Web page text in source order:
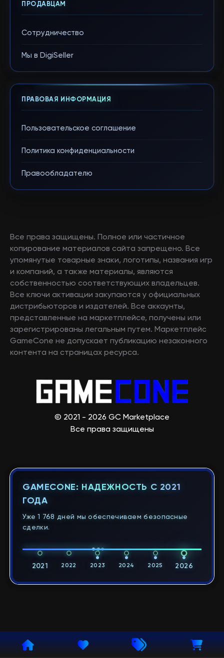
ПРОДАВЦАМ
Сотрудничество
Мы в DigiSeller
ПРАВОВАЯ ИНФОРМАЦИЯ
Пользовательское соглашение
Политика конфиденциальности
Правообладателю
Все права защищены. Полное или частичное
копирование материалов сайта запрещено. Все
упомянутые товарные знаки, логотипы, названия игр
и компаний, а также материалы, являются
собственностью соответствующих владельцев.
Все ключи активации закупаются у официальных
дистрибьюторов и издателей. Все аккаунты,
представленные на маркетплейсе, получены или
зарегистрированы легальным путем. Маркетплейс
GameCone не допускает публикацию незаконного
контента на страницах ресурса.
© 2021 - 2026 GC Marketplace
Все права защищены
GAMECONE: НАДЕЖНОСТЬ С 2021
ГОДА
Уже 1 768 дней мы обеспечиваем безопасные
сделки.
2021 2022 2023 2024 2025 2026